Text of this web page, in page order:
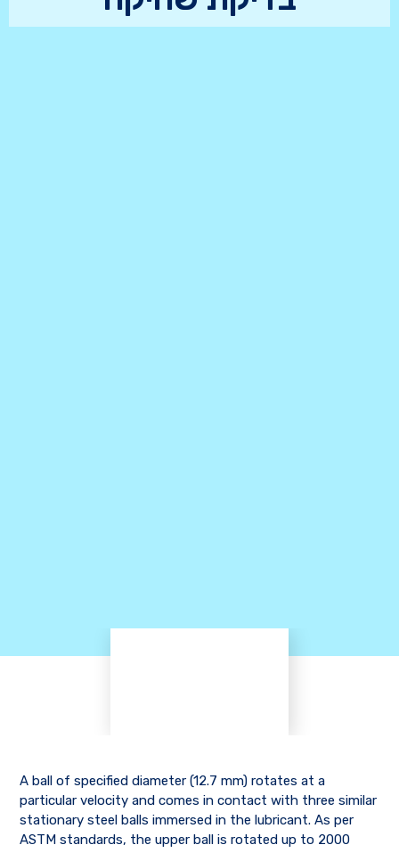
A ball of specified diameter (12.7 mm) rotates at a
particular velocity and comes in contact with three similar
stationary steel balls immersed in the lubricant. As per
ASTM standards, the upper ball is rotated up to 2000